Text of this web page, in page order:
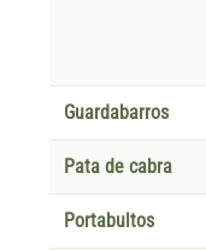
Guardabarros
Pata de cabra
Portabultos